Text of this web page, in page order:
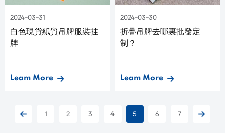
2024-03-31
白色現貨紙質吊牌服裝挂
牌
Leam More
2024-03-30
折疊吊牌去哪裏批發定
制？
Leam More
1 2 3 4 5 6 7